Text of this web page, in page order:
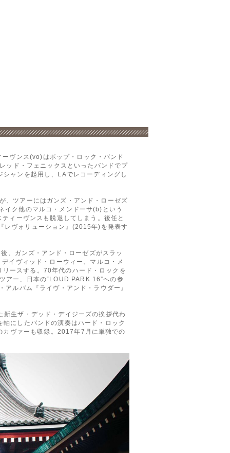
ヴンス(vo)はポップ・ロック・バンド
ッド・フェニックスといったバンドでプ
ャンを起用し、LAでレコーディングし
、ツアーにはガンズ・アンド・ローゼズ
ク他のマルコ・メンドーサ(b)という
ィーヴンスも脱退してしまう。後任と
レヴォリューション』(2015年)を発表す
、ガンズ・アンド・ローゼズがスラッ
イヴィッド・ローウィー、マルコ・メ
ースする。70年代のハード・ロックを
アー、日本の“LOUD PARK 16”への参
ルバム『ライヴ・アンド・ラウダー』
新生ザ・デッド・デイジーズの挨拶代わ
にしたバンドの演奏はハード・ロック
カヴァーも収録。2017年7月に単独での